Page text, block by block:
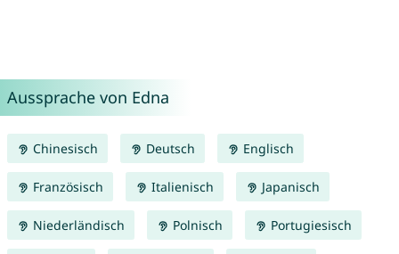
Aussprache von Edna
Chinesisch Deutsch Englisch
Französisch Italienisch Japanisch
Niederländisch Polnisch Portugiesisch